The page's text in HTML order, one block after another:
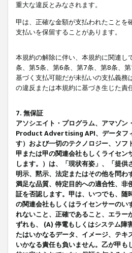
重大な違反とみなされます。
甲は、正確な金額が支払われたことを
支払いを保留することがあります。
本規約の解除に伴い、本規約に関連
条、第5条、第6条、第7条、第8条、
基づく支払可能だが未払いの支払義務
の違反または本規約に基づき生じた責
7. 無保証
アソシエイト・プログラム、アマゾ
Product Advertising API、データフィ
す）および一切のテクノロジー、ソフ
甲または甲の関連会社もしくライセン
します。）は、「現状有姿」、「提
明示、黙示、法定またはその他を問わ
満足な品質、特定目的への適合性、非
証を否認します。甲は、いつでも、随
の関連会社もしくはライセンサーのい
れないこと、正確であること、エラー
ずれも、 (A) 停電もしくはシステム障
たはいかなるデータ、イメージ、テキ
いかなる責任も負いません。乙が甲